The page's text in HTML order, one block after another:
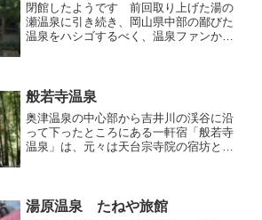
閉館したようです 前回取り上げた湯の
瀬温泉に引き続き、岡山県中部の鄙びた
温泉をハシゴするべく、温泉ファンから
入口には「当分の間休業致...
般若寺温泉
奥津温泉の中心部から吉井川の渓谷に沿
って下ったところにある一軒宿「般若寺
温泉」は、元々は天台宗寺院の宿坊とし
浴を受け付けているので...
湯原温泉 たねや旅館